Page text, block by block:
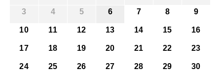
3 4 5 6 7 8 9
10 11 12 13 14 15 16
17 18 19 20 21 22 23
24 25 26 27 28 29 30